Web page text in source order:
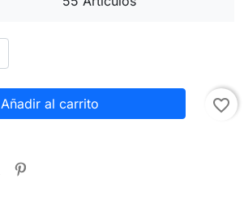
Añadir al carrito favorite_border